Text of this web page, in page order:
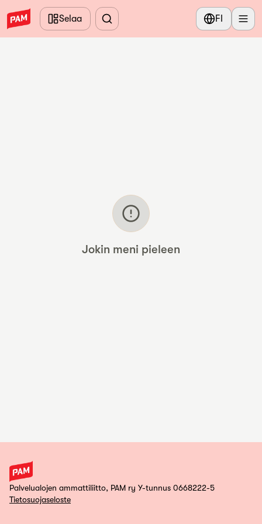
Siirry pääsisältöön
Selaa
FI
Jokin meni pieleen
Palvelualojen ammattiliitto, PAM ry Y-tunnus 0668222-5
Tietosuojaseloste